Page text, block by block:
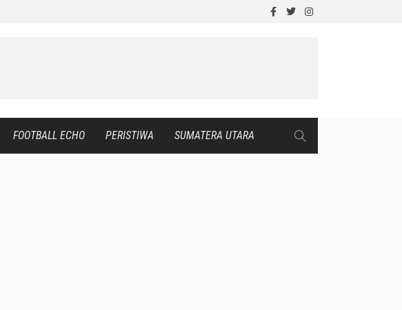
FOOTBALL ECHO PERISTIWA SUMATERA UTARA